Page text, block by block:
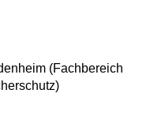
(Fachbereich